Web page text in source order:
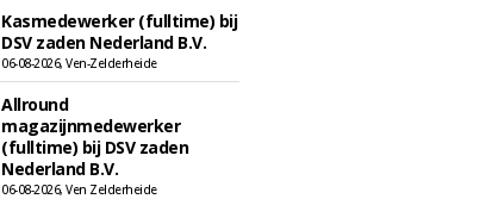
Kasmedewerker (fulltime) bij
DSV zaden Nederland B.V.
06-08-2026, Ven-Zelderheide
Allround
magazijnmedewerker
(fulltime) bij DSV zaden
Nederland B.V.
06-08-2026, Ven Zelderheide